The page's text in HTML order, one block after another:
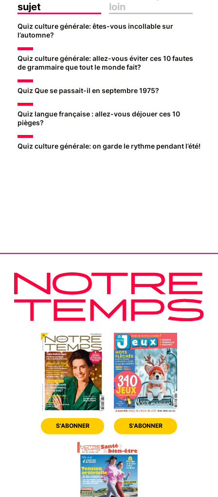
sujet
loin
Quiz culture générale: êtes-vous incollable sur
l’automne?
Quiz culture générale: allez-vous éviter ces 10 fautes
de grammaire que tout le monde fait?
Quiz Que se passait-il en septembre 1975?
Quiz langue française : allez-vous déjouer ces 10
pièges?
Quiz culture générale: on garde le rythme pendant l’été!
S'ABONNER S'ABONNER